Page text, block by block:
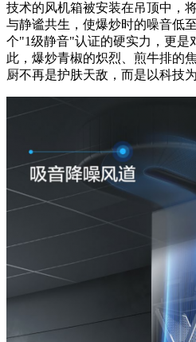
技术的风机箱被安装在吊顶中，
与静谧共生，使爆炒时的噪音
个"1级静音"认证的硬实力，更是
此，爆炒青椒的炽烈、煎牛排的
厨不再是护肤天敌，而是以科技